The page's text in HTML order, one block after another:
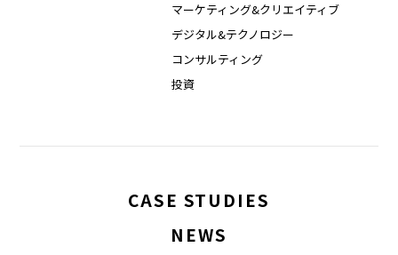
マーケティング&クリエイティブ
デジタル&テクノロジー
コンサルティング
投資
CASE STUDIES
NEWS